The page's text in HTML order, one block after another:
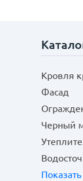
Кровля
Фасад
Черный